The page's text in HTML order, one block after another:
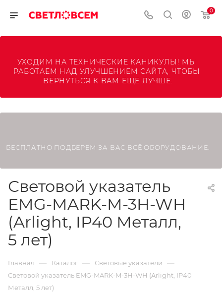
0
УХОДИМ НА ТЕХНИЧЕСКИЕ КАНИКУЛЫ! МЫ
РАБОТАЕМ НАД УЛУЧШЕНИЕМ САЙТА, ЧТОБЫ
ВЕРНУТЬСЯ К ВАМ ЕЩЕ ЛУЧШЕ.
БЕСПЛАТНО ПОДБЕРЕМ ЗА ВАС ВСЁ ОБОРУДОВАНИЕ.
Световой указатель
EMG-MARK-M-3H-WH
(Arlight, IP40 Металл,
5 лет)
Главная — Каталог — Световые указатели —
Световой указатель EMG-MARK-M-3H-WH (Arlight, IP40
Металл, 5 лет)